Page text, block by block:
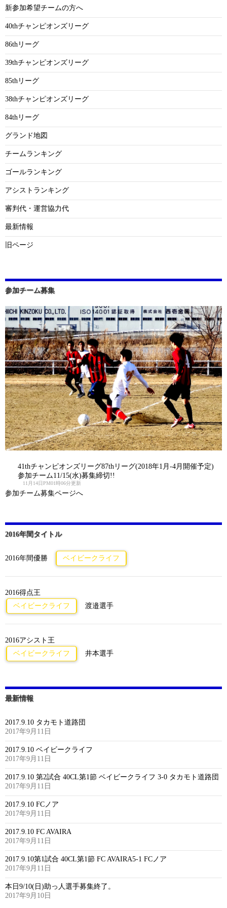
新参加希望チームの方へ
40thチャンピオンズリーグ
86thリーグ
39thチャンピオンズリーグ
85thリーグ
38thチャンピオンズリーグ
84thリーグ
グランド地図
チームランキング
ゴールランキング
アシストランキング
審判代・運営協力代
最新情報
旧ページ
参加チーム募集
41thチャンピオンズリーグ87thリーグ(2018年1月-4月開催予定)
参加チーム11/15(水)募集締切!!
11月14日PM01時06分更新
参加チーム募集ページへ
2016年間タイトル
2016年間優勝 ベイビークライフ
2016得点王
ベイビークライフ
渡邉選手
2016アシスト王
ベイビークライフ
井本選手
最新情報
2017.9.10 タカモト道路団
2017年9月11日
2017.9.10 ベイビークライフ
2017年9月11日
2017.9.10 第2試合 40CL第1節 ベイビークライフ 3-0 タカモト道路団
2017年9月11日
2017.9.10 FCノア
2017年9月11日
2017.9.10 FC AVAIRA
2017年9月11日
2017.9.10第1試合 40CL第1節 FC AVAIRA5-1 FCノア
2017年9月11日
本日9/10(日)助っ人選手募集終了。
2017年9月10日